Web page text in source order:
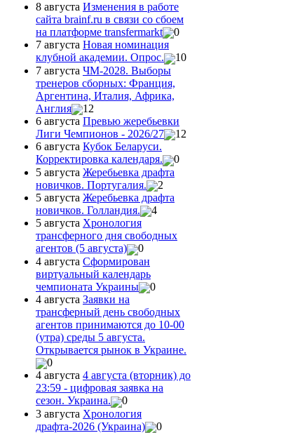
8 августа Изменения в работе
сайта brainf.ru в связи со сбоем
на платформе transfermarkt
0
7 августа Новая номинация
клубной академии. Опрос.
10
7 августа ЧМ-2028. Выборы
тренеров сборных: Франция,
Аргентина, Италия, Африка,
Англия
12
6 августа Превью жеребьевки
Лиги Чемпионов - 2026/27
12
6 августа Кубок Беларуси.
Корректировка календаря.
0
5 августа Жеребьевка драфта
новичков. Португалия.
2
5 августа Жеребьевка драфта
новичков. Голландия.
4
5 августа Хронология
трансферного дня свободных
агентов (5 августа)
0
4 августа Сформирован
виртуальный календарь
чемпионата Украины
0
4 августа Заявки на
трансферный день свободных
агентов принимаются до 10-00
(утра) среды 5 августа.
Открывается рынок в Украине.
0
4 августа 4 августа (вторник) до
23:59 - цифровая заявка на
сезон. Украина.
0
3 августа Хронология
драфта-2026 (Украина)
0